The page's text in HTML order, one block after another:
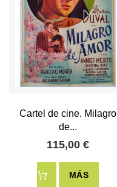
Cartel de cine. Milagro
de...
115,00 €
MÁS